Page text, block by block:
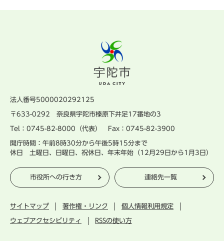
法人番号5000020292125
〒633-0292 奈良県宇陀市榛原下井足17番地の3
Tel：0745-82-8000（代表） Fax：0745-82-3900
開庁時間：午前8時30分から午後5時15分まで
休日 土曜日、日曜日、祝休日、年末年始（12月29日から1月3日）
市役所への行き方 連絡先一覧
サイトマップ 著作権・リンク 個人情報利用規定
ウェブアクセシビリティ RSSの使い方